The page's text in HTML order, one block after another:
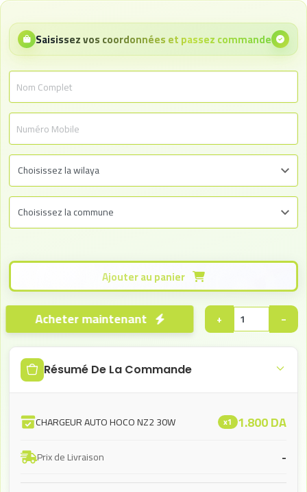
Saisissez vos coordonnées et passez commande
−
+
Résumé De La Commande
CHARGEUR AUTO HOCO NZ2 30W x1 1.800DA
Prix de Livraison -